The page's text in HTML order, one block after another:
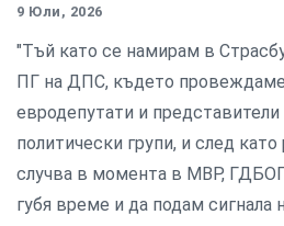
9 Юли, 2026
"Тъй като се намирам в
ПГ на ДПС, където
евродепутати и представители
политически групи, и след като
случва в момента в МВР,
губя време и да подам сигнала